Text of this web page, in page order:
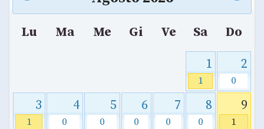
Lu Ma Me Gi Ve Sa
Do
1
1
2
0
3
1
4
0
5
0
6
0
7
0
8
0
9
1